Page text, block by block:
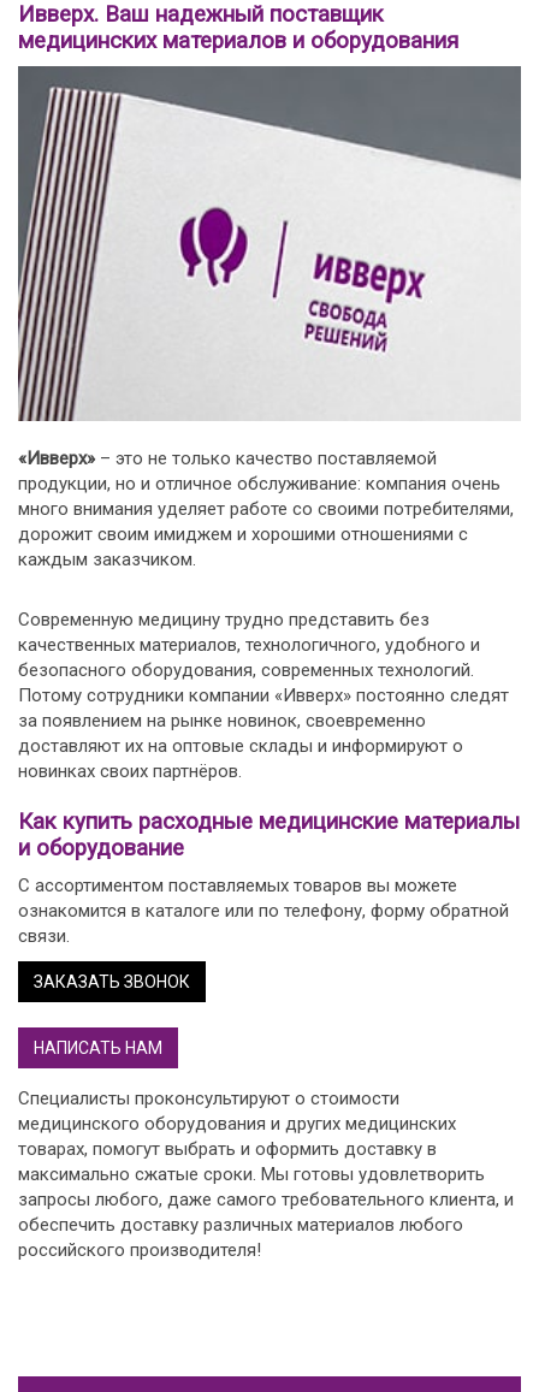
Ивверх. Ваш надежный поставщик
медицинских материалов и оборудования
«Ивверх»– это не только качество поставляемой
продукции, но и отличное обслуживание: компания очень
много внимания уделяет работе со своими потребителями,
дорожит своим имиджем и хорошими отношениями с
каждым заказчиком.
Современную медицину трудно представить без
качественных материалов, технологичного, удобного и
безопасного оборудования, современных технологий.
Потому сотрудники компании «Ивверх» постоянно следят
за появлением на рынке новинок, своевременно
доставляют их на оптовые склады и информируют о
новинках своих партнёров.
Как купить расходные медицинские материалы
и оборудование
С ассортиментом поставляемых товаров вы можете
ознакомится в каталоге или по телефону, форму обратной
связи.
ЗАКАЗАТЬ ЗВОНОК
НАПИСАТЬ НАМ
Специалисты проконсультируют о стоимости
медицинского оборудования и других медицинских
товарах, помогут выбрать и оформить доставку в
максимально сжатые сроки. Мы готовы удовлетворить
запросы любого, даже самого требовательного клиента, и
обеспечить доставку различных материалов любого
российского производителя!